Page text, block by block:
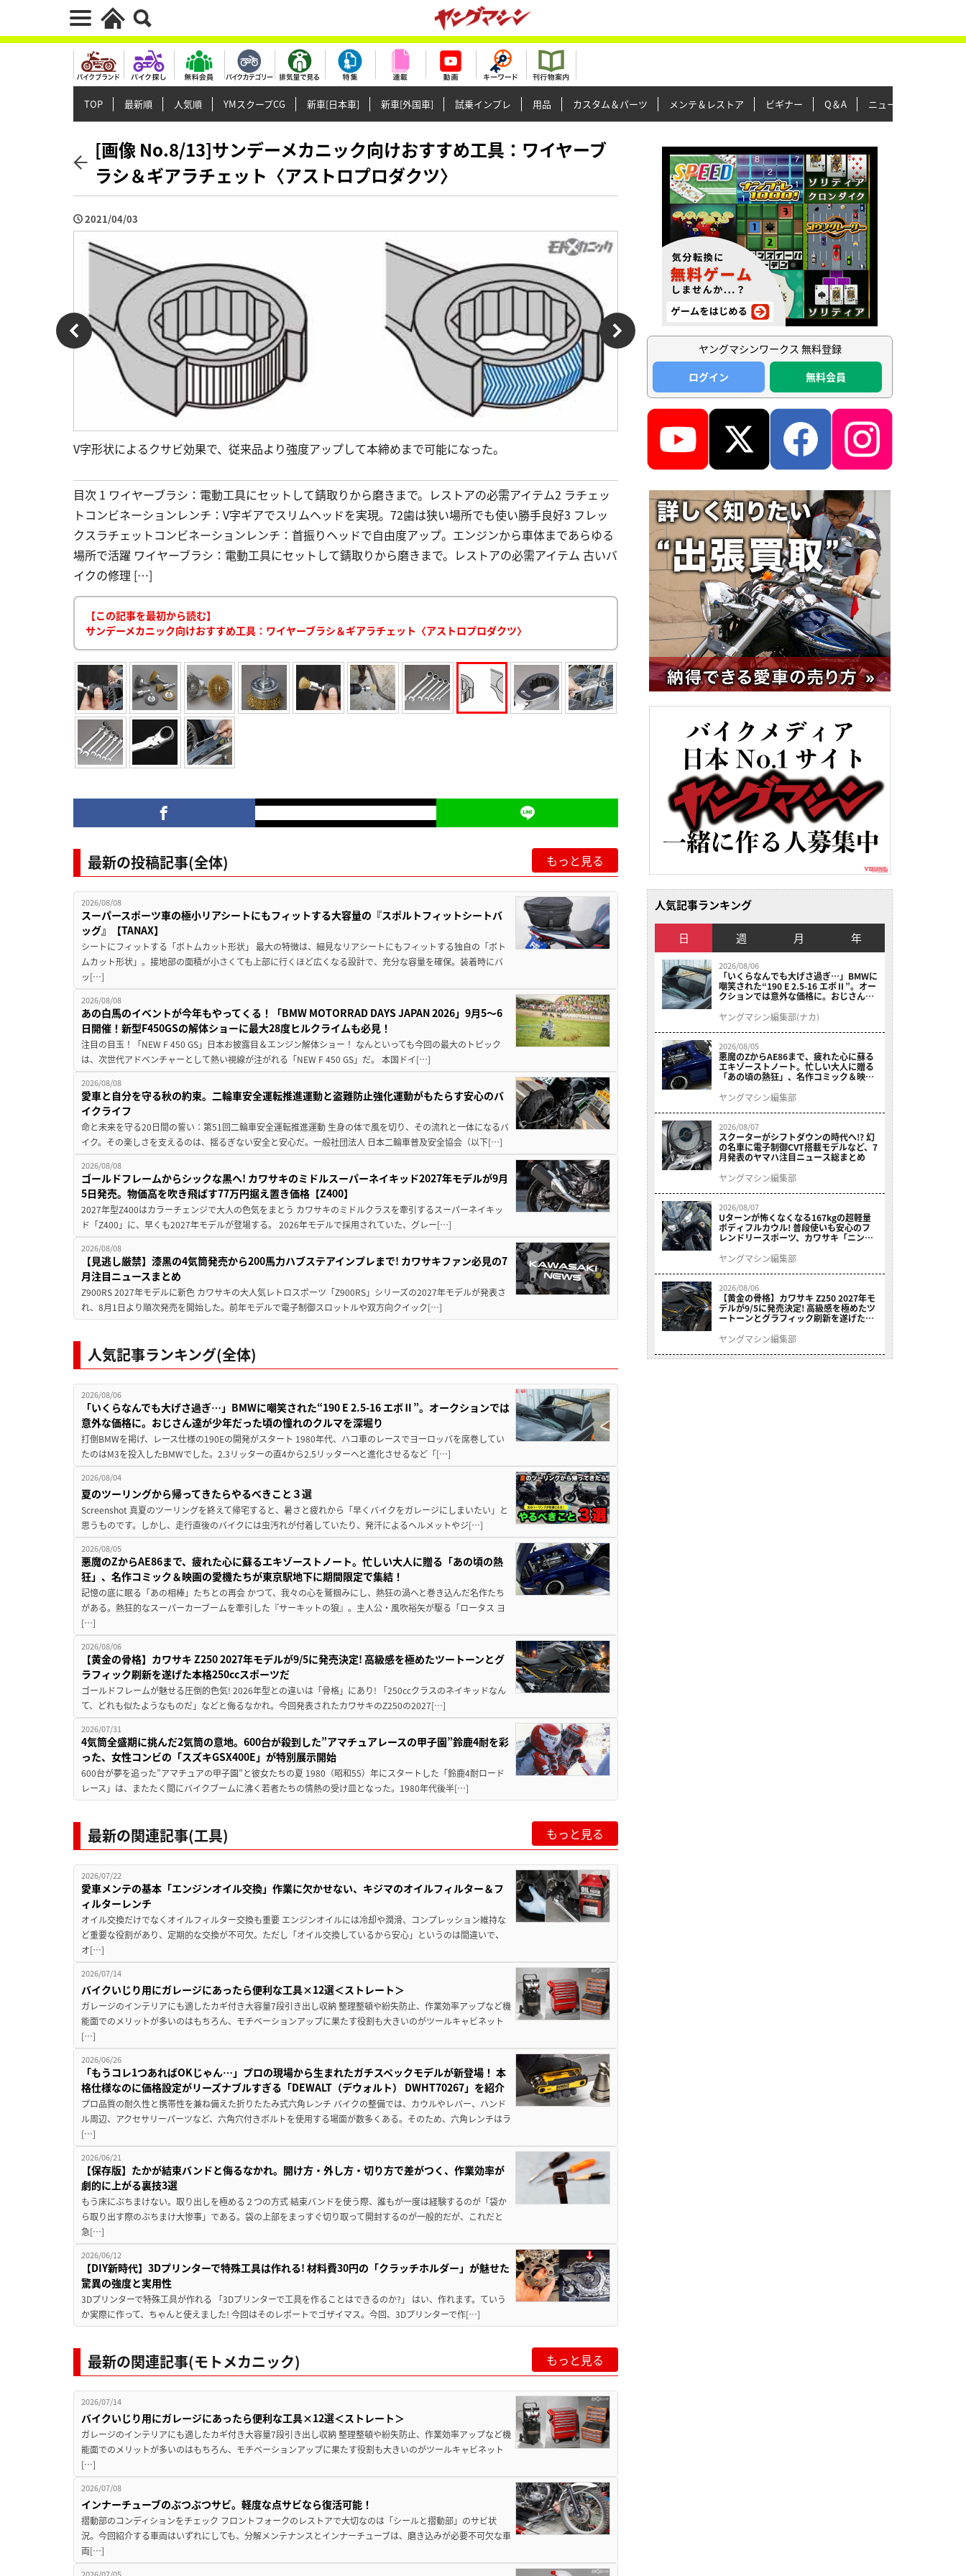
TOP 最新順 人気順 YMスクープCG 新車[日本車] 新車[外国車] 試乗インプレ 用品 カスタム＆パーツ メンテ＆レストア ビギナー Q＆A ニュース＆トピックス
[画像 No.8/13]サンデーメカニック向けおすすめ工具：ワイヤーブ
ラシ＆ギアラチェット〈アストロプロダクツ〉
2021/04/03
V字形状によるクサビ効果で、従来品より強度アップして本締めまで可能になった。
目次 1 ワイヤーブラシ：電動工具にセットして錆取りから磨きまで。レストアの必需アイテム2 ラチェッ
トコンビネーションレンチ：V字ギアでスリムヘッドを実現。72歯は狭い場所でも使い勝手良好3 フレッ
クスラチェットコンビネーションレンチ：首振りヘッドで自由度アップ。エンジンから車体まであらゆる
場所で活躍 ワイヤーブラシ：電動工具にセットして錆取りから磨きまで。レストアの必需アイテム 古いバ
イクの修理 […]
【この記事を最初から読む】
サンデーメカニック向けおすすめ工具：ワイヤーブラシ＆ギアラチェット〈アストロプロダクツ〉
最新の投稿記事(全体) もっと見る
2026/08/08
スーパースポーツ車の極小リアシートにもフィットする大容量の『スポルトフィットシートバ
ッグ』【TANAX】
シートにフィットする「ボトムカット形状」 最大の特徴は、細見なリアシートにもフィットする独自の「ボト
ムカット形状」。接地部の面積が小さくても上部に行くほど広くなる設計で、充分な容量を確保。装着時にバ
ッ[…]
2026/08/08
あの白馬のイベントが今年もやってくる！「BMW MOTORRAD DAYS JAPAN 2026」9月5〜6
日開催！新型F450GSの解体ショーに最大28度ヒルクライムも必見！
注目の目玉！「NEW F 450 GS」日本お披露目＆エンジン解体ショー！ なんといっても今回の最大のトピック
は、次世代アドベンチャーとして熱い視線が注がれる「NEW F 450 GS」だ。 本国ドイ[…]
2026/08/08
愛車と自分を守る秋の約束。二輪車安全運転推進運動と盗難防止強化運動がもたらす安心のバ
イクライフ
命と未来を守る20日間の誓い：第51回二輪車安全運転推進運動 生身の体で風を切り、その流れと一体になるバ
イク。その楽しさを支えるのは、揺るぎない安全と安心だ。一般社団法人 日本二輪車普及安全協会（以下[…]
2026/08/08
ゴールドフレームからシックな黒へ! カワサキのミドルスーパーネイキッド2027年モデルが9月
5日発売。物価高を吹き飛ばす77万円据え置き価格【Z400】
2027年型Z400はカラーチェンジで大人の色気をまとう カワサキのミドルクラスを牽引するスーパーネイキッ
ド「Z400」に、早くも2027年モデルが登場する。 2026年モデルで採用されていた、グレー[…]
2026/08/08
【見逃し厳禁】漆黒の4気筒発売から200馬力ハブステアインプレまで! カワサキファン必見の7
月注目ニュースまとめ
Z900RS 2027年モデルに新色 カワサキの大人気レトロスポーツ「Z900RS」シリーズの2027年モデルが発表さ
れ、8月1日より順次発売を開始した。前年モデルで電子制御スロットルや双方向クイック[…]
人気記事ランキング(全体)
2026/08/06
「いくらなんでも大げさ過ぎ…」BMWに嘲笑された“190 E 2.5-16 エボⅡ”。オークションでは
意外な価格に。おじさん達が少年だった頃の憧れのクルマを深堀り
打倒BMWを掲げ、レース仕様の190Eの開発がスタート 1980年代、ハコ車のレースでヨーロッパを席巻してい
たのはM3を投入したBMWでした。2.3リッターの直4から2.5リッターへと進化させるなど「[…]
2026/08/04
夏のツーリングから帰ってきたらやるべきこと３選
Screenshot 真夏のツーリングを終えて帰宅すると、暑さと疲れから「早くバイクをガレージにしまいたい」と
思うものです。しかし、走行直後のバイクには虫汚れが付着していたり、発汗によるヘルメットやジ[…]
2026/08/05
悪魔のZからAE86まで、疲れた心に蘇るエキゾーストノート。忙しい大人に贈る「あの頃の熱
狂」、名作コミック＆映画の愛機たちが東京駅地下に期間限定で集結！
記憶の底に眠る「あの相棒」たちとの再会 かつて、我々の心を鷲掴みにし、熱狂の渦へと巻き込んだ名作たち
がある。熱狂的なスーパーカーブームを牽引した『サーキットの狼』。主人公・風吹裕矢が駆る「ロータス ヨ
[…]
2026/08/06
【黄金の骨格】カワサキ Z250 2027年モデルが9/5に発売決定! 高級感を極めたツートーンとグ
ラフィック刷新を遂げた本格250ccスポーツだ
ゴールドフレームが魅せる圧倒的色気! 2026年型との違いは「骨格」にあり! 「250ccクラスのネイキッドなん
て、どれも似たようなものだ」などと侮るなかれ。今回発表されたカワサキのZ250の2027[…]
2026/07/31
4気筒全盛期に挑んだ2気筒の意地。600台が殺到した”アマチュアレースの甲子園”鈴鹿4耐を彩
った、女性コンビの「スズキGSX400E」が特別展示開始
600台が夢を追った”アマチュアの甲子園”と彼女たちの夏 1980（昭和55）年にスタートした「鈴鹿4耐ロード
レース」は、またたく間にバイクブームに沸く若者たちの情熱の受け皿となった。1980年代後半[…]
最新の関連記事(工具) もっと見る
2026/07/22
愛車メンテの基本「エンジンオイル交換」作業に欠かせない、キジマのオイルフィルター＆フ
ィルターレンチ
オイル交換だけでなくオイルフィルター交換も重要 エンジンオイルには冷却や潤滑、コンプレッション維持な
ど重要な役割があり、定期的な交換が不可欠。ただし「オイル交換しているから安心」というのは間違いで、
オ[…]
2026/07/14
バイクいじり用にガレージにあったら便利な工具×12選＜ストレート＞
ガレージのインテリアにも適したカギ付き大容量7段引き出し収納 整理整頓や紛失防止、作業効率アップなど機
能面でのメリットが多いのはもちろん、モチベーションアップに果たす役割も大きいのがツールキャビネット
[…]
2026/06/26
「もうコレ1つあればOKじゃん…」プロの現場から生まれたガチスペックモデルが新登場！ 本
格仕様なのに価格設定がリーズナブルすぎる「DEWALT（デウォルト） DWHT70267」を紹介
プロ品質の耐久性と携帯性を兼ね備えた折りたたみ式六角レンチ バイクの整備では、カウルやレバー、ハンド
ル周辺、アクセサリーパーツなど、六角穴付きボルトを使用する場面が数多くある。そのため、六角レンチはラ
[…]
2026/06/21
【保存版】たかが結束バンドと侮るなかれ。開け方・外し方・切り方で差がつく、作業効率が
劇的に上がる裏技3選
もう床にぶちまけない。取り出しを極める２つの方式 結束バンドを使う際、誰もが一度は経験するのが「袋か
ら取り出す際のぶちまけ大惨事」である。袋の上部をまっすぐ切り取って開封するのが一般的だが、これだと
急[…]
2026/06/12
【DIY新時代】3Dプリンターで特殊工具は作れる! 材料費30円の「クラッチホルダー」が魅せた
驚異の強度と実用性
3Dプリンターで特殊工具が作れる 「3Dプリンターで工具を作ることはできるのか?」 はい、作れます。ていう
か実際に作って、ちゃんと使えました! 今回はそのレポートでゴザイマス。今回、3Dプリンターで作[…]
最新の関連記事(モトメカニック) もっと見る
2026/07/14
バイクいじり用にガレージにあったら便利な工具×12選＜ストレート＞
ガレージのインテリアにも適したカギ付き大容量7段引き出し収納 整理整頓や紛失防止、作業効率アップなど機
能面でのメリットが多いのはもちろん、モチベーションアップに果たす役割も大きいのがツールキャビネット
[…]
2026/07/08
インナーチューブのぶつぶつサビ。軽度な点サビなら復活可能！
摺動部のコンディションをチェック フロントフォークのレストアで大切なのは「シールと摺動部」のサビ状
況。今回紹介する車両はいずれにしても、分解メンテナンスとインナーチューブは、磨き込みが必要不可欠な車
両[…]
2026/07/05
ヤングマシンワークス 無料登録
ログイン
無料会員
人気記事ランキング
日 週 月 年
2026/08/06
「いくらなんでも大げさ過ぎ…」BMWに
嘲笑された“190 E 2.5-16 エボⅡ”。オー
クションでは意外な価格に。おじさん達
ヤングマシン編集部(ナカ)
2026/08/05
悪魔のZからAE86まで、疲れた心に蘇る
エキゾーストノート。忙しい大人に贈る
「あの頃の熱狂」、名作コミック＆映画
結！
ヤングマシン編集部
2026/08/07
スクーターがシフトダウンの時代へ!? 幻
の名車に電子制御CVT搭載モデルなど、7
月発表のヤマハ注目ニュース総まとめ
ヤングマシン編集部
2026/08/07
Uターンが怖くなくなる167kgの超軽量
ボディフルカウル! 普段使いも安心のフ
レンドリースポーツ、カワサキ「ニンジ
9/5発売
ヤングマシン編集部
2026/08/06
【黄金の骨格】カワサキ Z250 2027年モ
デルが9/5に発売決定! 高級感を極めたツ
ートーンとグラフィック刷新を遂げた本
ヤングマシン編集部